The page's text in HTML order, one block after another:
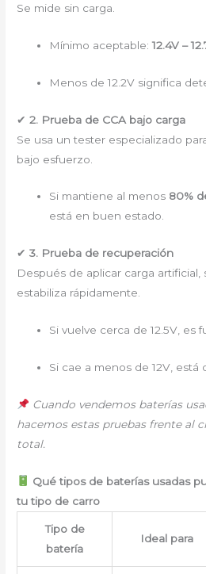
Se mide sin carga.
Mínimo aceptable:12.4V –
Menos de 12.2V significa
✔2. Prueba de CCA bajo carga
Se usa un tester especializado
bajo esfuerzo.
Si mantiene al menos 80%
está en buen estado.
✔3. Prueba de recuperación
Después de aplicar carga artificial,
estabiliza rápidamente.
Si vuelve cerca de 12.5V, es
Si cae a menos de 12V, está
Cuando vendemos baterías
hacemos estas pruebas frente al
total.
Qué tipos de baterías usadas
tu tipo de carro
Tipo de
batería
Ideal para